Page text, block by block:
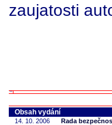
zaujatosti
Obsah vydání
14. 10. 2006
Rada